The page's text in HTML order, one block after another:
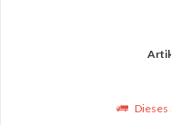
Dieses